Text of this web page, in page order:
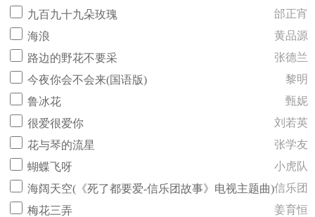
九百九十九朵玫瑰
邰正宵
海浪
黄品源
路边的野花不要采
张德兰
今夜你会不会来(国语版)
黎明
鲁冰花
甄妮
很爱很爱你
刘若英
花与琴的流星
张学友
蝴蝶飞呀
小虎队
海阔天空(《死了都要爱-信乐团故事》电视主题曲)信乐团
梅花三弄
姜育恒